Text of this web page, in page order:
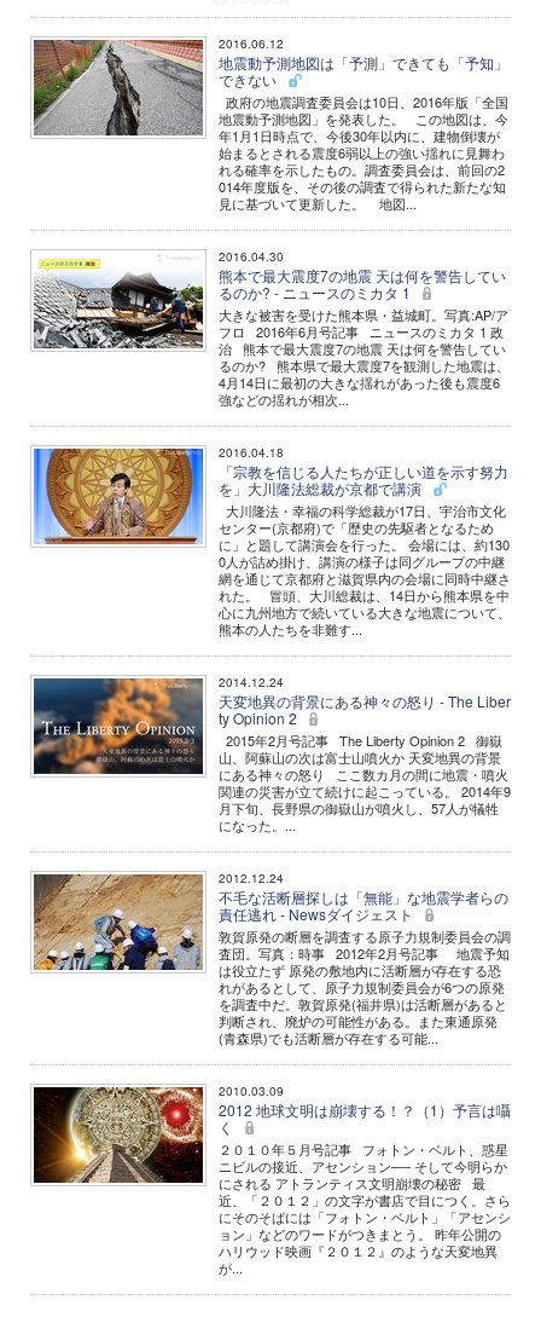
2016.06.12
地震動予測地図は「予測」できても「予知」
できない
政府の地震調査委員会は10日、2016年版「全国
地震動予測地図」を発表した。 この地図は、今
年1月1日時点で、今後30年以内に、建物倒壊が
始まるとされる震度6弱以上の強い揺れに見舞わ
れる確率を示したもの。調査委員会は、前回の2
014年度版を、その後の調査で得られた新たな知
見に基づいて更新した。 地図...
2016.04.30
熊本で最大震度7の地震 天は何を警告してい
るのか? - ニュースのミカタ 1
大きな被害を受けた熊本県・益城町。写真:AP/ア
フロ 2016年6月号記事 ニュースのミカタ 1 政
治 熊本で最大震度7の地震 天は何を警告してい
るのか? 熊本県で最大震度7を観測した地震は、
4月14日に最初の大きな揺れがあった後も震度6
強などの揺れが相次...
2016.04.18
「宗教を信じる人たちが正しい道を示す努力
を」大川隆法総裁が京都で講演
大川隆法・幸福の科学総裁が17日、宇治市文化
センター(京都府)で「歴史の先駆者となるため
に」と題して講演会を行った。 会場には、約130
0人が詰め掛け、講演の様子は同グループの中継
網を通じて京都府と滋賀県内の会場に同時中継さ
れた。 冒頭、大川総裁は、14日から熊本県を中
心に九州地方で続いている大きな地震について、
熊本の人たちを非難す...
2014.12.24
天変地異の背景にある神々の怒り - The Liber
ty Opinion 2
2015年2月号記事 The Liberty Opinion 2 御嶽
山、阿蘇山の次は富士山噴火か 天変地異の背景
にある神々の怒り ここ数カ月の間に地震・噴火
関連の災害が立て続けに起こっている。 2014年9
月下旬、長野県の御嶽山が噴火し、57人が犠牲
になった。...
2012.12.24
不毛な活断層探しは「無能」な地震学者らの
責任逃れ - Newsダイジェスト
敦賀原発の断層を調査する原子力規制委員会の調
査団。写真：時事 2012年2月号記事 地震予知
は役立たず 原発の敷地内に活断層が存在する恐
れがあるとして、原子力規制委員会が6つの原発
を調査中だ。敦賀原発(福井県)は活断層があると
判断され、廃炉の可能性がある。また東通原発
(青森県)でも活断層が存在する可能...
2010.03.09
2012 地球文明は崩壊する！？（1）予言は囁
く
２０１０年５月号記事 フォトン・ベルト、惑星
ニビルの接近、アセンション── そして今明らか
にされる アトランティス文明崩壊の秘密 最
近、「２０１２」の文字が書店で目につく。さら
にそのそばには「フォトン・ベルト」「アセンシ
ョン」などのワードがつきまとう。 昨年公開の
ハリウッド映画『２０１２』のような天変地異
が...